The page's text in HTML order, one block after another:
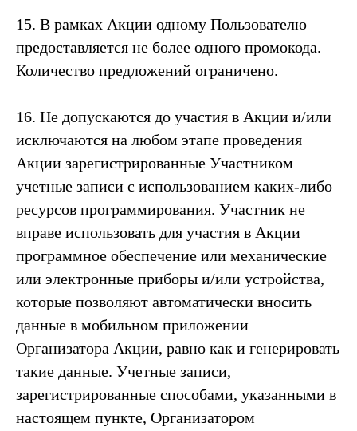
15. В рамках Акции одному Пользователю
предоставляется не более одного промокода.
Количество предложений ограничено.
16. Не допускаются до участия в Акции и/или
исключаются на любом этапе проведения
Акции зарегистрированные Участником
учетные записи с использованием каких-либо
ресурсов программирования. Участник не
вправе использовать для участия в Акции
программное обеспечение или механические
или электронные приборы и/или устройства,
которые позволяют автоматически вносить
данные в мобильном приложении
Организатора Акции, равно как и генерировать
такие данные. Учетные записи,
зарегистрированные способами, указанными в
настоящем пункте, Организатором